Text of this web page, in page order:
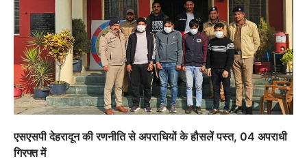
एसएसपी देहरादून की रणनीति से अपराधियों के हौसलें पस्त, 04 अपराधी
गिरफ्त में